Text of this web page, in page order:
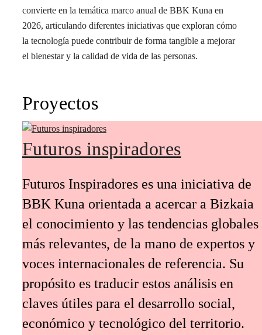
Conoce a los miembros de Institutoa
Tecnología para las
En un contexto de aceleración tecnológica y
transformación social, BBK Kuna impulsa una visión
humanista de la tecnología que sitúa a las personas en el
servicio de la inclusión, la sostenibilidad y la justicia social.
Bajo esta mirada, «Tecnología para las personas» se
convierte en la temática marco anual de BBK Kuna en
2026, articulando diferentes iniciativas que exploran cómo
la tecnología puede contribuir de forma tangible a mejorar
el bienestar y la calidad de vida de las personas.
Proyectos